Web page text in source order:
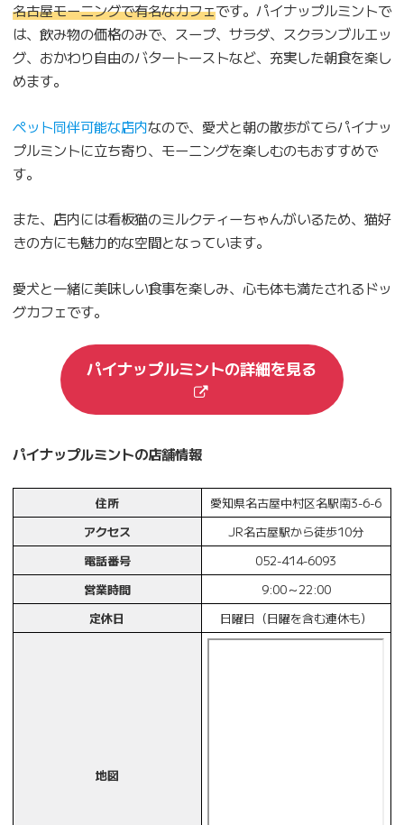
名古屋モーニングで有名なカフェです。パイナップルミントで
は、飲み物の価格のみで、スープ、サラダ、スクランブルエッ
グ、おかわり自由のバタートーストなど、充実した朝食を楽し
めます。
ペット同伴可能な店内なので、愛犬と朝の散歩がてらパイナッ
プルミントに立ち寄り、モーニングを楽しむのもおすすめで
す。
また、店内には看板猫のミルクティーちゃんがいるため、猫好
きの方にも魅力的な空間となっています。
愛犬と一緒に美味しい食事を楽しみ、心も体も満たされるドッ
グカフェです。
パイナップルミントの詳細を見る
パイナップルミントの店舗情報
住所
愛知県名古屋中村区名駅南3-6-6
アクセス
JR名古屋駅から徒歩10分
電話番号
052-414-6093
営業時間
9:00～22:00
定休日
日曜日（日曜を含む連休も）
地図